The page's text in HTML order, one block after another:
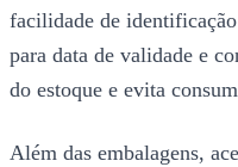
facilidade de
para data de validade e
do estoque e evita
Além das embalagens,